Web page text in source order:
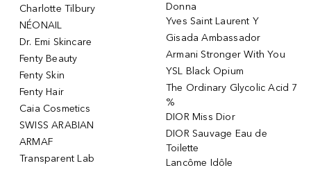
Charlotte Tilbury
NÉONAIL
Dr. Emi Skincare
Fenty Beauty
Fenty Skin
Fenty Hair
Caia Cosmetics
SWISS ARABIAN
ARMAF
Transparent Lab
Donna
Yves Saint Laurent Y
Gisada Ambassador
Armani Stronger With You
YSL Black Opium
The Ordinary Glycolic Acid 7
%
DIOR Miss Dior
DIOR Sauvage Eau de
Toilette
Lancôme Idôle